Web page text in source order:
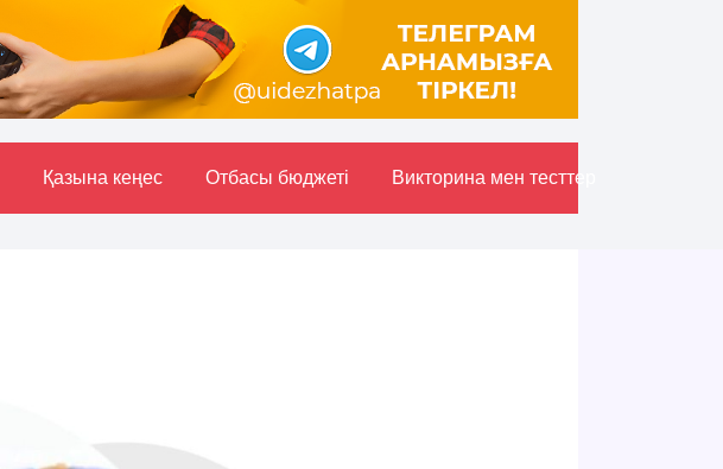
Қазына кеңес Отбасы бюджетi Викторина мен тесттер